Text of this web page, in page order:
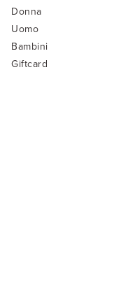
Donna
Uomo
Bambini
Giftcard